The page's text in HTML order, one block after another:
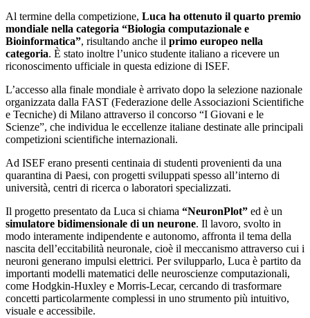
Al termine della competizione, Luca ha ottenuto il quarto premio
mondiale nella categoria “Biologia computazionale e
Bioinformatica”, risultando anche il primo europeo nella
categoria. È stato inoltre l’unico studente italiano a ricevere un
riconoscimento ufficiale in questa edizione di ISEF.
L’accesso alla finale mondiale è arrivato dopo la selezione nazionale
organizzata dalla FAST (Federazione delle Associazioni Scientifiche
e Tecniche) di Milano attraverso il concorso “I Giovani e le
Scienze”, che individua le eccellenze italiane destinate alle principali
competizioni scientifiche internazionali.
Ad ISEF erano presenti centinaia di studenti provenienti da una
quarantina di Paesi, con progetti sviluppati spesso all’interno di
università, centri di ricerca o laboratori specializzati.
Il progetto presentato da Luca si chiama “NeuronPlot” ed è un
simulatore bidimensionale di un neurone. Il lavoro, svolto in
modo interamente indipendente e autonomo, affronta il tema della
nascita dell’eccitabilità neuronale, cioè il meccanismo attraverso cui i
neuroni generano impulsi elettrici. Per svilupparlo, Luca è partito da
importanti modelli matematici delle neuroscienze computazionali,
come Hodgkin-Huxley e Morris-Lecar, cercando di trasformare
concetti particolarmente complessi in uno strumento più intuitivo,
visuale e accessibile.